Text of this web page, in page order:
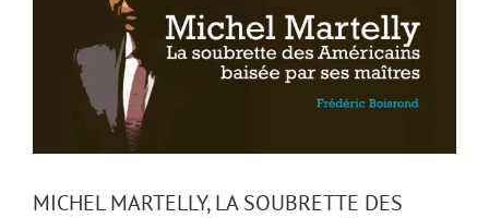
MICHEL MARTELLY, LA SOUBRETTE DES